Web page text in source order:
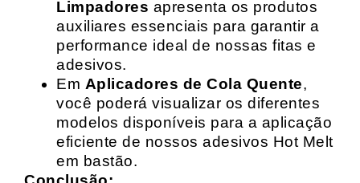
Limpadores apresenta os produtos
auxiliares essenciais para garantir a
performance ideal de nossas fitas e
adesivos.
Em Aplicadores de Cola Quente,
você poderá visualizar os diferentes
modelos disponíveis para a aplicação
eficiente de nossos adesivos Hot Melt
em bastão.